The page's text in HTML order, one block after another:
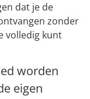
dat je de
zonder
volledig kunt
worden
eigen